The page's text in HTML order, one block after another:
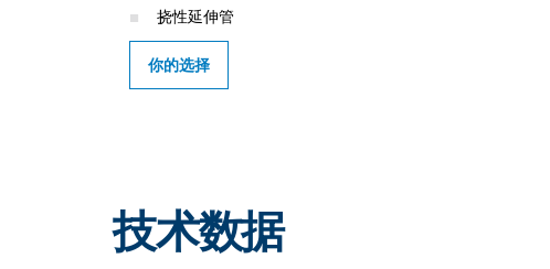
挠性延伸管
你的选择
技术数据